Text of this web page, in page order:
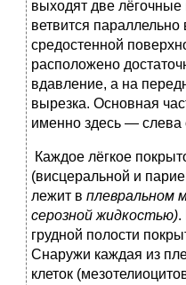
выходят две
ветвится
средостенной
расположено
вдавление, а на
вырезка. Основная
именно здесь — слева
Каждое лёгкое
(висцеральной и
лежит в плевральном
серозной жидкостью).
грудной полости
Снаружи каждая из
клеток